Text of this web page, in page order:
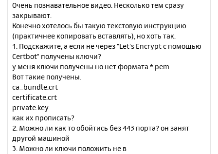
Очень познавательное видео. Несколько тем сразу
закрывают.
Конечно хотелось бы такую текстовую инструкцию
(практичнее копировать вставлять), но хоть так.
1. Подскажите, а если не через "Let's Encrypt с помощью
Certbot" получены ключи?
у меня ключи получены но нет формата *.pem
Вот такие получены.
ca_bundle.crt
certificate.crt
private.key
как их прописать?
2. Можно ли как то обойтись без 443 порта? он занят
другой машиной
3. Можно ли ключи положить не в